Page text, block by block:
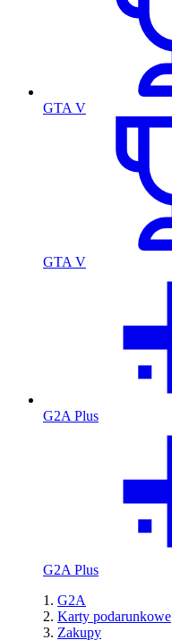
GTA V
GTA V
G2A Plus
G2A Plus
G2A
Karty podarunkowe
Zakupy